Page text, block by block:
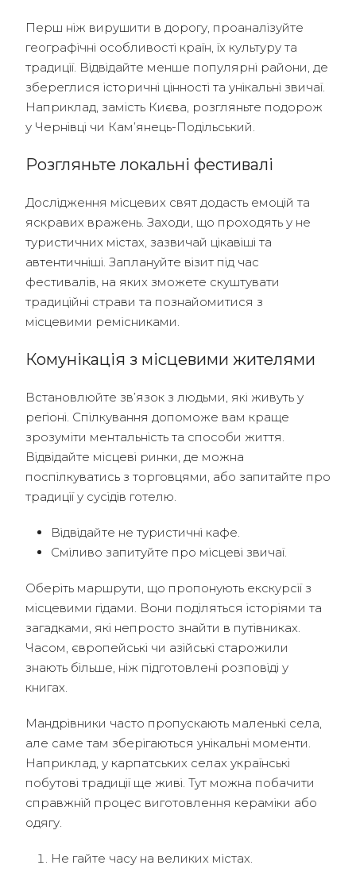
Перш ніж вирушити в дорогу, проаналізуйте
географічні особливості країн, їх культуру та
традиції. Відвідайте менше популярні райони, де
збереглися історичні цінності та унікальні звичаї.
Наприклад, замість Києва, розгляньте подорож
у Чернівці чи Кам’янець-Подільський.
Розгляньте локальні фестивалі
Дослідження місцевих свят додасть емоцій та
яскравих вражень. Заходи, що проходять у не
туристичних містах, зазвичай цікавіші та
автентичніші. Заплануйте візит під час
фестивалів, на яких зможете скуштувати
традиційні страви та познайомитися з
місцевими ремісниками.
Комунікація з місцевими жителями
Встановлюйте зв’язок з людьми, які живуть у
регіоні. Спілкування допоможе вам краще
зрозуміти ментальність та способи життя.
Відвідайте місцеві ринки, де можна
поспілкуватись з торговцями, або запитайте про
традиції у сусідів готелю.
Відвідайте не туристичні кафе.
Сміливо запитуйте про місцеві звичаї.
Оберіть маршрути, що пропонують екскурсії з
місцевими гідами. Вони поділяться історіями та
загадками, які непросто знайти в путівниках.
Часом, європейські чи азійські старожили
знають більше, ніж підготовлені розповіді у
книгах.
Мандрівники часто пропускають маленькі села,
але саме там зберігаються унікальні моменти.
Наприклад, у карпатських селах українські
побутові традиції ще живі. Тут можна побачити
справжній процес виготовлення кераміки або
одягу.
Не гайте часу на великих містах.